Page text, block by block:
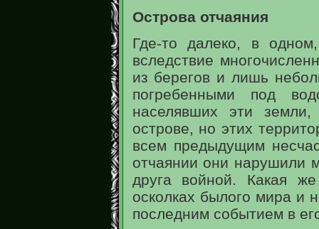
Острова отчаяния
Где-то далеко, в
вследствие
из берегов и лишь
погребенными под
населявших эти
острове, но этих
всем предыдущим
отчаянии они нарушили
друга войной. Какая
осколках былого мира и
последним событием в